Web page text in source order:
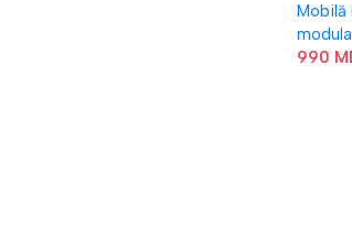
Mobilă
990